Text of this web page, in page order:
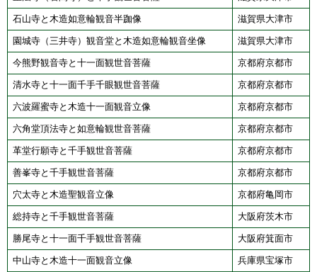
石山寺と木造如意輪観音半跏像 滋賀県大津市
園城寺（三井寺）観音堂と木造如意輪観音坐像 滋賀県大津市
今熊野観音寺と十一面観世音菩薩 京都府京都市
清水寺と十一面千手千眼観世音菩薩 京都府京都市
六波羅蜜寺と木造十一面観音立像 京都府京都市
六角堂頂法寺と如意輪観世音菩薩 京都府京都市
革堂行願寺と千手観世音菩薩 京都府京都市
善峯寺と千手観世音菩薩 京都府京都市
穴太寺と木造聖観音立像 京都府亀岡市
総持寺と千手観世音菩薩 大阪府茨木市
勝尾寺と十一面千手観世音菩薩 大阪府箕面市
中山寺と木造十一面観音立像 兵庫県宝塚市